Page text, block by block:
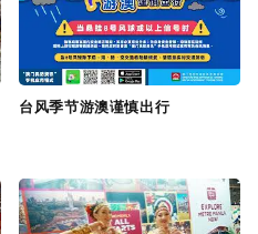
台风季节游澳谨慎出行